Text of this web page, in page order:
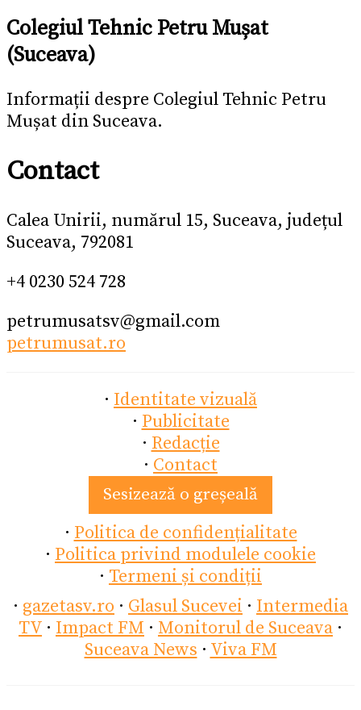
Colegiul Tehnic Petru Mușat
(Suceava)
Informații despre Colegiul Tehnic Petru
Mușat din Suceava.
Contact
Calea Unirii, numărul 15, Suceava, județul
Suceava, 792081
+4 0230 524 728
petrumusatsv@gmail.com
petrumusat.ro
· Identitate vizuală
· Publicitate
· Redacție
· Contact
Sesizează o greșeală
· Politica de confidențialitate
· Politica privind modulele cookie
· Termeni și condiții
· gazetasv.ro · Glasul Sucevei · Intermedia
TV · Impact FM · Monitorul de Suceava ·
Suceava News · Viva FM